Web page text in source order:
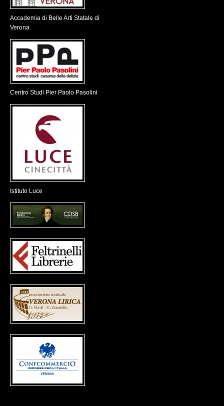
Accademia di Belle Arti Statale di
Verona
Centro Studi Pier Paolo Pasolini
Istituto Luce